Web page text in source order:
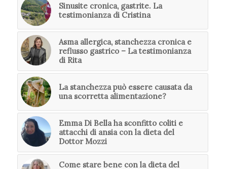
Sinusite cronica, gastrite. La
testimonianza di Cristina
Asma allergica, stanchezza cronica e
reflusso gastrico – La testimonianza
di Rita
La stanchezza può essere causata da
una scorretta alimentazione?
Emma Di Bella ha sconfitto coliti e
attacchi di ansia con la dieta del
Dottor Mozzi
Come stare bene con la dieta del